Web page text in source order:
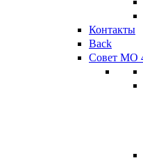
Контакты
Back
Совет МО